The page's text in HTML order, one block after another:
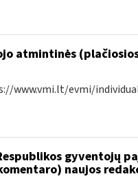
atmintinės
www.vmi.lt/evmi/
gyventojų
naujos